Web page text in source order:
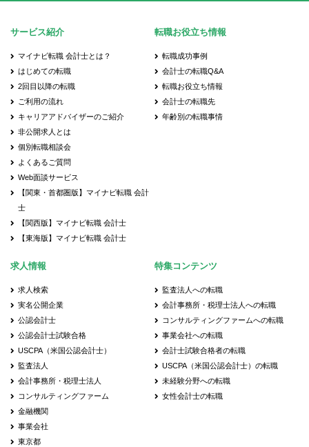
サービス紹介
マイナビ転職 会計士とは？
はじめての転職
2回目以降の転職
ご利用の流れ
キャリアアドバイザーのご紹介
非公開求人とは
個別転職相談会
よくあるご質問
Web面談サービス
【関東・首都圏版】マイナビ転職 会計
士
【関西版】マイナビ転職 会計士
【東海版】マイナビ転職 会計士
転職お役立ち情報
転職成功事例
会計士の転職Q&A
転職お役立ち情報
会計士の転職先
年齢別の転職事情
求人情報
求人検索
実名公開企業
公認会計士
公認会計士試験合格
USCPA（米国公認会計士）
監査法人
会計事務所・税理士法人
コンサルティングファーム
金融機関
事業会社
東京都
特集コンテンツ
監査法人への転職
会計事務所・税理士法人への転職
コンサルティングファームへの転職
事業会社への転職
会計士試験合格者の転職
USCPA（米国公認会計士）の転職
未経験分野への転職
女性会計士の転職